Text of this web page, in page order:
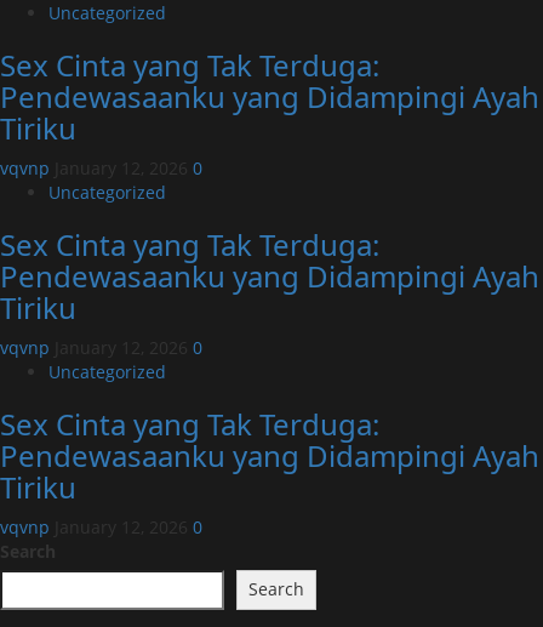
Uncategorized
Sex Cinta yang Tak Terduga:
Pendewasaanku yang Didampingi Ayah
Tiriku
vqvnp January 12, 2026 0
Uncategorized
Sex Cinta yang Tak Terduga:
Pendewasaanku yang Didampingi Ayah
Tiriku
vqvnp January 12, 2026 0
Uncategorized
Sex Cinta yang Tak Terduga:
Pendewasaanku yang Didampingi Ayah
Tiriku
vqvnp January 12, 2026 0
Search
Search